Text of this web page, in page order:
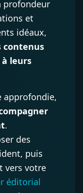
profondeur
et
idéaux,
contenus
leurs
approfondie,
.
des
puis
vers votre
éditorial